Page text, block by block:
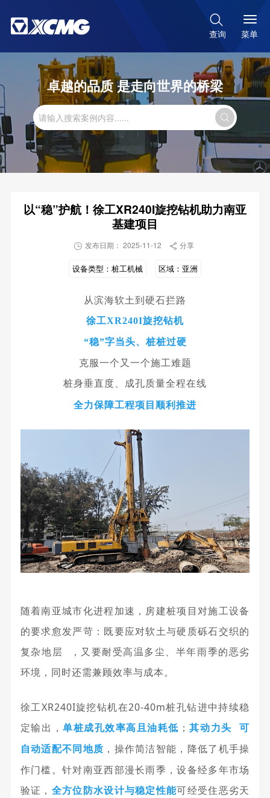

查询 菜单
卓越的品质 是走向世界的桥梁

以“稳”护航！徐工XR240I旋挖钻机助力南亚
基建项目
 发布日期： 2025-11-12  分享
设备类型： 桩工机械 区域： 亚洲
从滨海软土到硬石拦路
徐工XR240I旋挖钻机
“稳”字当头、桩桩过硬
克服一个又一个施工难题
桩身垂直度、成孔质量全程在线
全力保障工程项目顺利推进
随着南亚城市化进程加速，房建桩项目对施工设备
的要求愈发严苛：既要应对软土与硬质砾石交织的
复杂地层
，又要耐受高温多尘、半年雨季的恶劣
环境，同时还需兼顾效率与成本。
徐工XR240I旋挖钻机在20-40m桩孔钻进中持续稳
定输出，单桩成孔效率高且油耗低 ； 其动力头 可
自动适配不同地质 ，操作简洁智能，降低了机手操
作门槛。针对南亚西部漫长雨季，设备经多年市场
验证， 全方位防水设计与稳定性能可经受住恶劣天